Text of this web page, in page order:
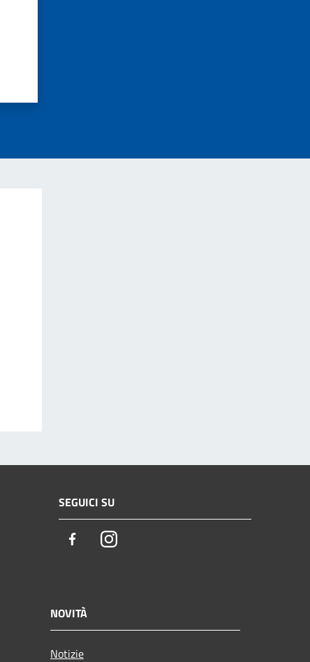
SEGUICI SU
FacebookInstagram
NOVITÀ
Notizie